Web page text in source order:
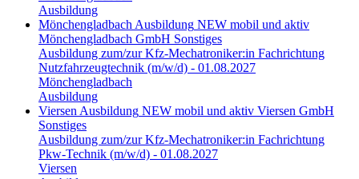
Ausbildung
Mönchengladbach Ausbildung NEW mobil und aktiv
Mönchengladbach GmbH Sonstiges
Ausbildung zum/zur Kfz-Mechatroniker:in Fachrichtung
Nutzfahrzeugtechnik (m/w/d) - 01.08.2027
Mönchengladbach
Ausbildung
Viersen Ausbildung NEW mobil und aktiv Viersen GmbH
Sonstiges
Ausbildung zum/zur Kfz-Mechatroniker:in Fachrichtung
Pkw-Technik (m/w/d) - 01.08.2027
Viersen